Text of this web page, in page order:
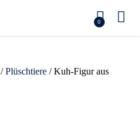
0
/Plüschtiere / Kuh-Figur aus